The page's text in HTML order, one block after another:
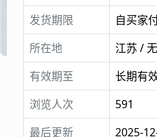
发货期限
自买家
所在地
江苏 /
有效期至
长期有
浏览人次
591
最后更新
2025-